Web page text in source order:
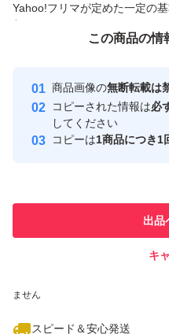
Yahoo!フリマが定めた一定の
付与しています
安心取引出品者
取引実績
ません
スピード＆安心発送
この商品の情
商品画像の無断転載は
コピーされた情報は必
してください
コピーは1商品につき1
出品
キ
この商品をみている人にオ